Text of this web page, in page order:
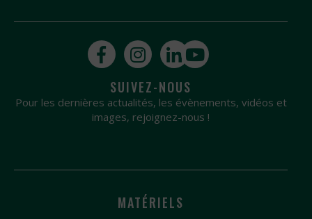
SUIVEZ-NOUS
Pour les dernières actualités, les évènements, vidéos et
images, rejoignez-nous !
MATÉRIELS